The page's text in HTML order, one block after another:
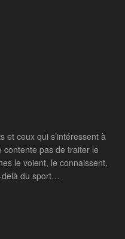
et ceux qui s’intéressent à
contente pas de traiter le
le voient, le connaissent,
delà du sport…